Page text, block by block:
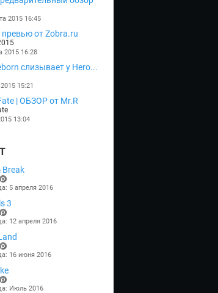
2015 16:45
превью от Zobra.ru
2015 16:28
слизывает у Hero...
15:21
| ОБЗОР от Mr.R
13:04
Break
5 апреля 2016
3
12 апреля 2016
16 июня 2016
Июль 2016